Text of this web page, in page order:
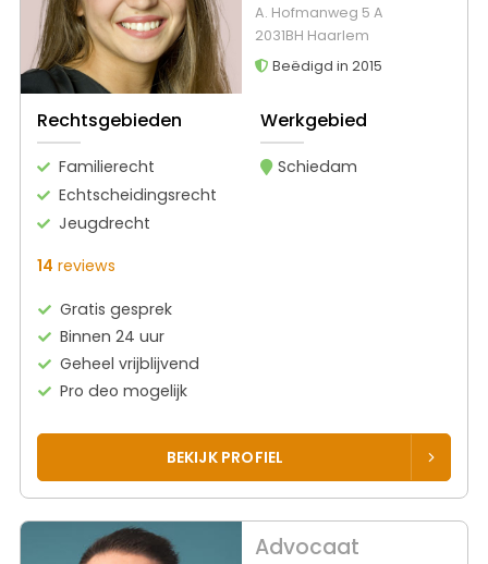
A. Hofmanweg 5 A
2031BH Haarlem
Beëdigd in 2015
Rechtsgebieden
Familierecht
Echtscheidingsrecht
Jeugdrecht
Werkgebied
Schiedam
14 reviews
Gratis gesprek
Binnen 24 uur
Geheel vrijblijvend
Pro deo mogelijk
BEKIJK PROFIEL
Advocaat